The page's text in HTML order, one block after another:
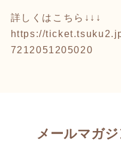
詳しくはこちら↓↓↓
https://
7212051205020
メールマガ